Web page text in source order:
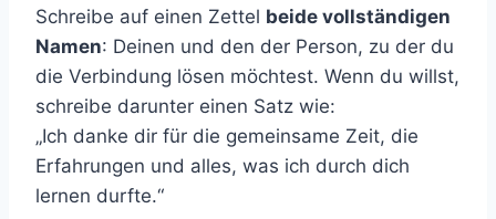
Schreibe auf einen Zettel beide vollständigen
Namen: Deinen und den der Person, zu der du
die Verbindung lösen möchtest. Wenn du willst,
schreibe darunter einen Satz wie:
„Ich danke dir für die gemeinsame Zeit, die
Erfahrungen und alles, was ich durch dich
lernen durfte.“